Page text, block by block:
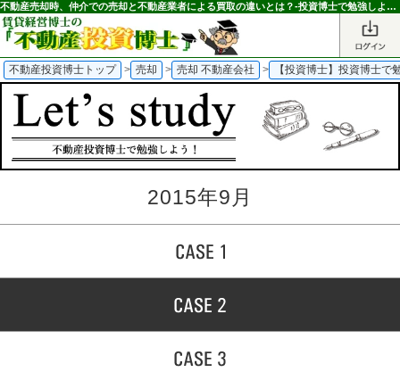
不動産売却時、仲介での売却と不動産業者による買取の違いとは？-投資博士で勉強しよう！-｜不動産投資博士
不動産投資博士トップ > 売却 > 売却 不動産会社 > 【投資博士】投資博士で
2015年9月